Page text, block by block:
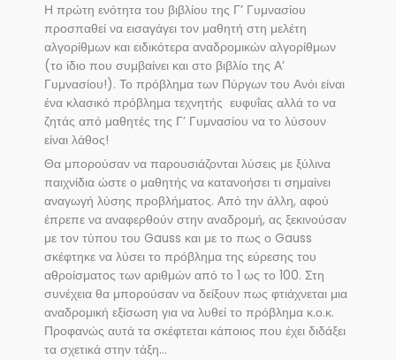
Η πρώτη ενότητα του βιβλίου της Γ’ Γυμνασίου
προσπαθεί να εισαγάγει τον μαθητή στη μελέτη
αλγορίθμων και ειδικότερα αναδρομικών αλγορίθμων
(το ίδιο που συμβαίνει και στο βιβλίο της Α’
Γυμνασίου!). Το πρόβλημα των Πύργων του Ανόι είναι
ένα κλασικό πρόβλημα τεχνητής ευφυΐας αλλά το να
ζητάς από μαθητές της Γ’ Γυμνασίου να το λύσουν
είναι λάθος!
Θα μπορούσαν να παρουσιάζονται λύσεις με ξύλινα
παιχνίδια ώστε ο μαθητής να κατανοήσει τι σημαίνει
αναγωγή λύσης προβλήματος. Από την άλλη, αφού
έπρεπε να αναφερθούν στην αναδρομή, ας ξεκινούσαν
με τον τύπου του Gauss και με το πως ο Gauss
σκέφτηκε να λύσει το πρόβλημα της εύρεσης του
αθροίσματος των αριθμών από το 1 ως το 100. Στη
συνέχεια θα μπορούσαν να δείξουν πως φτιάχνεται μια
αναδρομική εξίσωση για να λυθεί το πρόβλημα κ.ο.κ.
Προφανώς αυτά τα σκέφτεται κάποιος που έχει διδάξει
τα σχετικά στην τάξη…